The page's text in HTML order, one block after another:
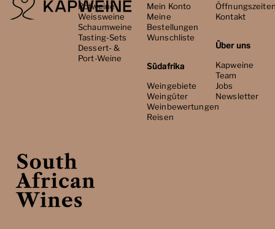
Rotweine
Weissweine
Schaumweine
Tasting-Sets
Dessert- &
Port-Weine
Mein Konto
Meine
Bestellungen
Wunschliste
Südafrika
Weingebiete
Weingüter
Weinbewertungen
Reisen
Kontakt
Über uns
Kapweine
Team
Jobs
Newsletter